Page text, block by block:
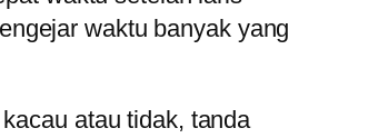
waktu banyak yang
atau tidak, tanda